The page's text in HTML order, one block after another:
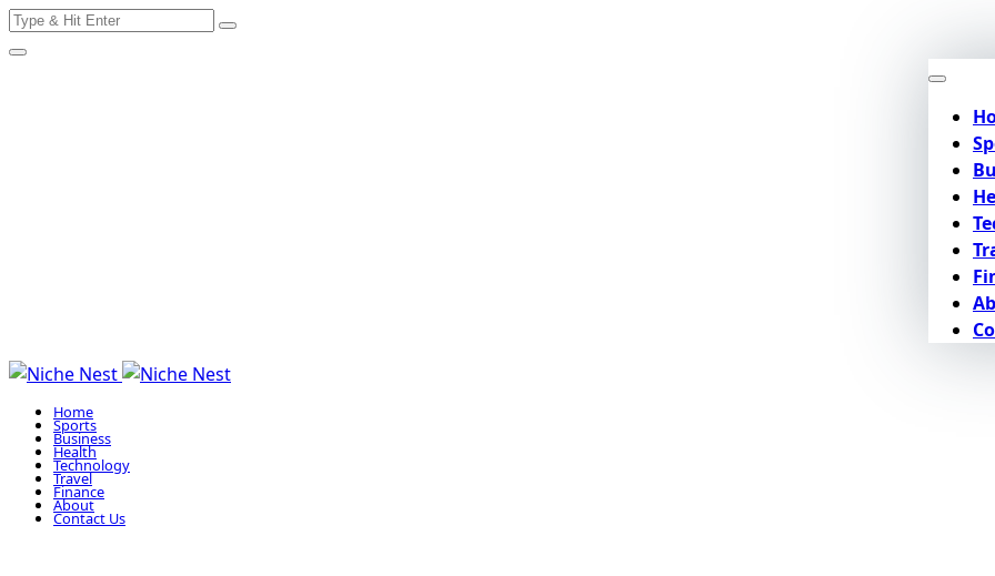
Skip
to
Search
Home
Sports
Business
Health
Technology
Travel
Finance
About
Contact Us